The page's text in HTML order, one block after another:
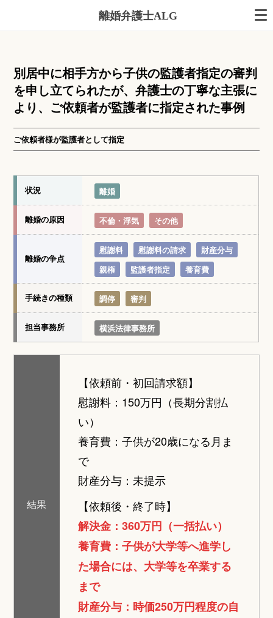
離婚弁護士ALG
別居中に相手方から子供の監護者指定の審判
を申し立てられたが、弁護士の丁寧な主張に
より、ご依頼者が監護者に指定された事例
ご依頼者様が監護者として指定
状況 離婚
離婚の原因 不倫・浮気 その他
離婚の争点
慰謝料 慰謝料の請求
財産分与
親権
監護者指定 養育費
手続きの種類 調停 審判
担当事務所 横浜法律事務所
結果
【依頼前・初回請求額】
慰謝料： 150万円（長期分割払
い）
養育費： 子供が20歳になる月ま
で
財産分与： 未提示
【依頼後・終了時】
解決金：360万円（一括払い）
養育費：子供が大学等へ進学し
た場合には、大学等を卒業する
まで
財産分与：時価250万円程度の自